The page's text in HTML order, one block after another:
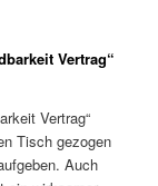
Vertrag“
Vertrag“
Tisch gezogen
Auch